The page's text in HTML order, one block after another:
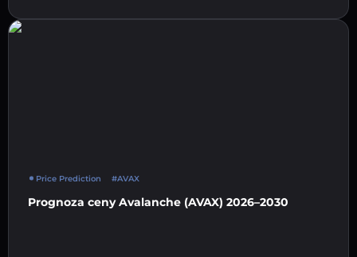
Price Prediction #AVAX
Prognoza ceny Avalanche (AVAX) 2026–2030